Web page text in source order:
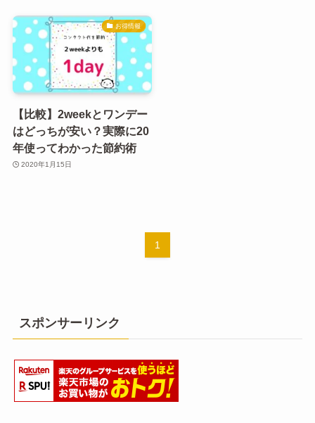
お得情報
【比較】2weekとワンデー
はどっちが安い？実際に20
年使ってわかった節約術
2020年1月15日
1
スポンサーリンク